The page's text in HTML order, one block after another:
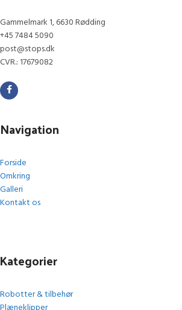
Gammelmark 1, 6630 Rødding
+45 7484 5090
post@stops.dk
CVR.: 17679082
Navigation
Forside
Omkring
Galleri
Kontakt os
Kategorier
Robotter & tilbehør